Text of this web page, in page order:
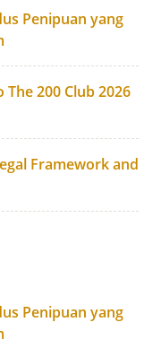
Penipuan yang
200 Club 2026
Framework and
Penipuan yang